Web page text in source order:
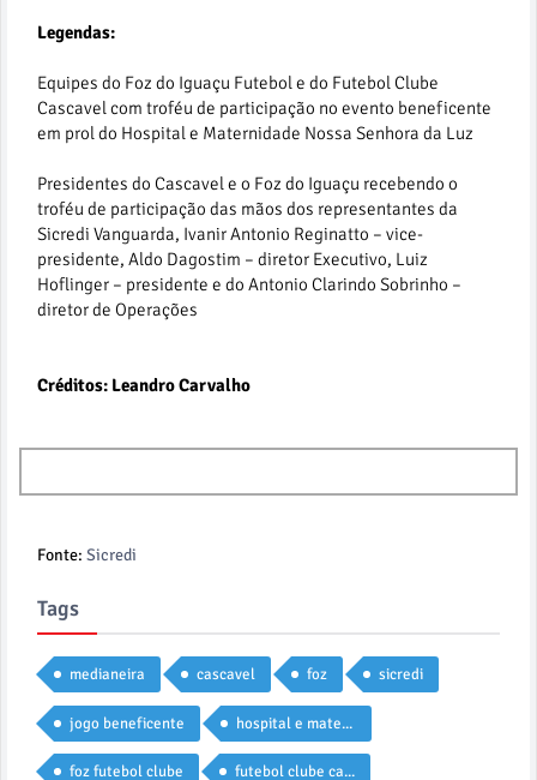
Legendas:
Equipes do Foz do Iguaçu Futebol e do Futebol Clube
Cascavel com troféu de participação no evento beneficente
em prol do Hospital e Maternidade Nossa Senhora da Luz
Presidentes do Cascavel e o Foz do Iguaçu recebendo o
troféu de participação das mãos dos representantes da
Sicredi Vanguarda, Ivanir Antonio Reginatto – vice-
presidente, Aldo Dagostim – diretor Executivo, Luiz
Hoflinger – presidente e do Antonio Clarindo Sobrinho –
diretor de Operações
Créditos: Leandro Carvalho
Fonte: Sicredi
Tags
medianeira cascavel foz sicredi
jogo beneficente hospital e maternidade nossa senhora da luz
foz futebol clube futebol clube cascavel